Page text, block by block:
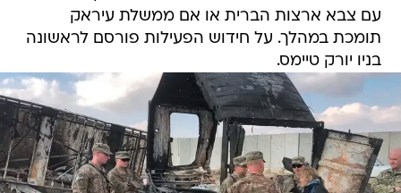
עם צבא ארצות הברית או אם ממשלת עיראק
תומכת במהלך. על חידוש הפעילות פורסם לראשונה
בניו יורק טיימס.